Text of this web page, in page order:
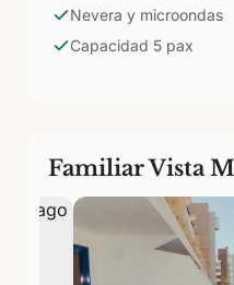
Lago Taurito como
playa a 70 metros.
Nevera y microondas
Capacidad 5 pax
Familiar Vista